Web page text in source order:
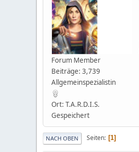
Forum Member
Beiträge: 3,739
Allgemeinspezialistin
Ort: T.A.R.D.I.S.
Gespeichert
NACH OBEN Seiten 1